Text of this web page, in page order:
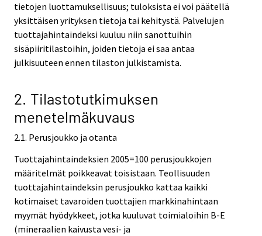
tietojen luottamuksellisuus; tuloksista ei voi päätellä
yksittäisen yrityksen tietoja tai kehitystä. Palvelujen
tuottajahintaindeksi kuuluu niin sanottuihin
sisäpiiritilastoihin, joiden tietoja ei saa antaa
julkisuuteen ennen tilaston julkistamista.
2. Tilastotutkimuksen
menetelmäkuvaus
2.1. Perusjoukko ja otanta
Tuottajahintaindeksien 2005=100 perusjoukkojen
määritelmät poikkeavat toisistaan. Teollisuuden
tuottajahintaindeksin perusjoukko kattaa kaikki
kotimaiset tavaroiden tuottajien markkinahintaan
myymät hyödykkeet, jotka kuuluvat toimialoihin B-E
(mineraalien kaivusta vesi- ja